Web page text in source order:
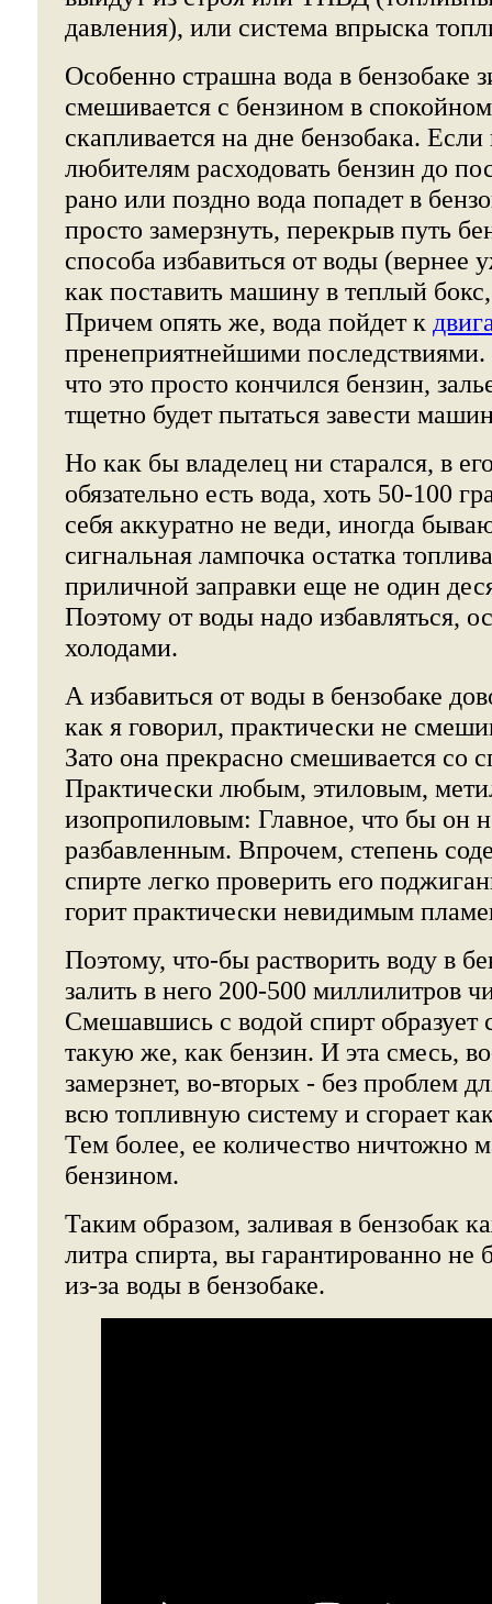
давления), или система впрыска
Особенно страшна вода в бензобаке
смешивается с бензином в
скапливается на дне бензобака.
любителям расходовать бензин до
рано или поздно вода попадет в
просто замерзнуть, перекрыв путь
способа избавиться от воды (вернее
как поставить машину в теплый
Причем опять же, вода пойдет к
пренеприятнейшими
что это просто кончился бензин,
тщетно будет пытаться завести
Но как бы владелец ни старался, в
обязательно есть вода, хоть 50-100
себя аккуратно не веди, иногда
сигнальная лампочка остатка
приличной заправки еще не один
Поэтому от воды надо избавляться,
холодами.
А избавиться от воды в бензобаке
как я говорил, практически не
Зато она прекрасно смешивается со
Практически любым, этиловым,
изопропиловым: Главное, что бы он
разбавленным. Впрочем, степень
спирте легко проверить его
горит практически невидимым
Поэтому, что-бы растворить воду в
залить в него 200-500 миллилитров
Смешавшись с водой спирт образует
такую же, как бензин. И эта смесь,
замерзнет, во-вторых - без проблем
всю топливную систему и сгорает
Тем более, ее количество ничтожно
бензином.
Таким образом, заливая в бензобак
литра спирта, вы гарантированно не
из-за воды в бензобаке.